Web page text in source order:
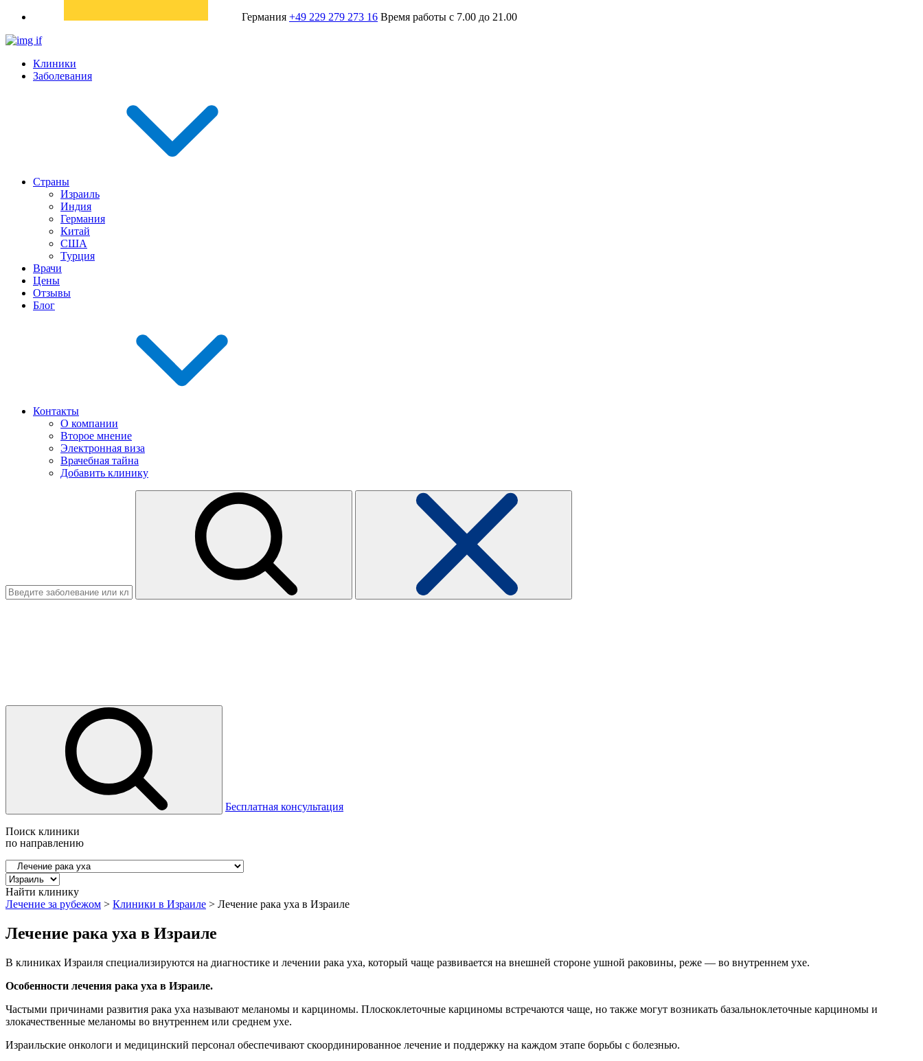
Германия +49 229 279 273 16 Время работы с 7.00 до 21.00
Клиники
Заболевания
Страны
Израиль
Индия
Германия
Китай
США
Турция
Врачи
Цены
Отзывы
Блог
Контакты
О компании
Второе мнение
Электронная виза
Врачебная тайна
Добавить клинику
Бесплатная консультация
Поиск клиники
по направлению
Найти клинику
Лечение за рубежом > Клиники в Израиле > Лечение рака уха в Израиле
Лечение рака уха в Израиле
В клиниках Израиля специализируются на диагностике и лечении рака уха, который чаще развивается на внешней стороне ушной раковины, реже — во внутреннем ухе.
Особенности лечения рака уха в Израиле.
Частыми причинами развития рака уха называют меланомы и карциномы. Плоскоклеточные карциномы встречаются чаще, но также могут возникать базальноклеточные карциномы и
злокачественные меланомы во внутреннем или среднем ухе.
Израильские онкологи и медицинский персонал обеспечивают скоординированное лечение и поддержку на каждом этапе борьбы с болезнью.